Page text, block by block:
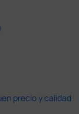
precio y calidad